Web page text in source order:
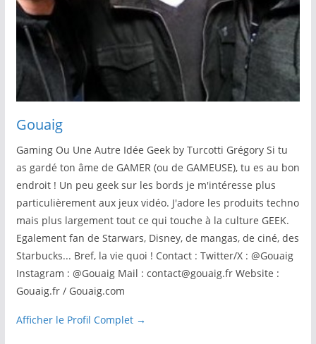
Gouaig
Gaming Ou Une Autre Idée Geek by Turcotti Grégory Si tu
as gardé ton âme de GAMER (ou de GAMEUSE), tu es au bon
endroit ! Un peu geek sur les bords je m'intéresse plus
particulièrement aux jeux vidéo. J'adore les produits techno
mais plus largement tout ce qui touche à la culture GEEK.
Egalement fan de Starwars, Disney, de mangas, de ciné, des
Starbucks... Bref, la vie quoi ! Contact : Twitter/X : @Gouaig
Instagram : @Gouaig Mail : contact@gouaig.fr Website :
Gouaig.fr / Gouaig.com
Afficher le Profil Complet →